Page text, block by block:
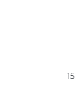
15